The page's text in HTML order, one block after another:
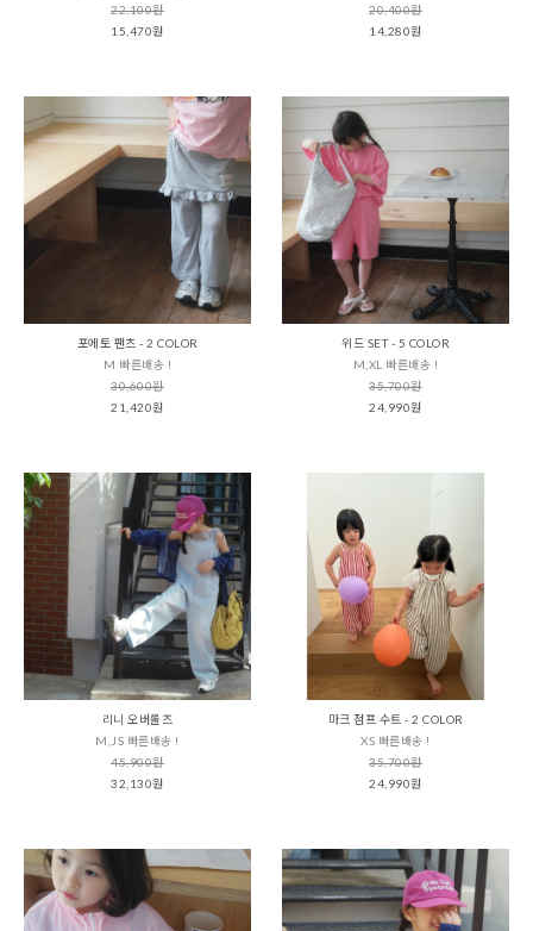
22,100원
15,470원
20,400원
14,280원
포에토 팬츠 - 2 COLOR
M 빠른배송 !
30,600원
21,420원
위드 SET - 5 COLOR
M,XL 빠른배송 !
35,700원
24,990원
리니 오버롤즈
M,JS 빠른배송 !
45,900원
32,130원
마크 점프 수트 - 2 COLOR
XS 빠른배송 !
35,700원
24,990원